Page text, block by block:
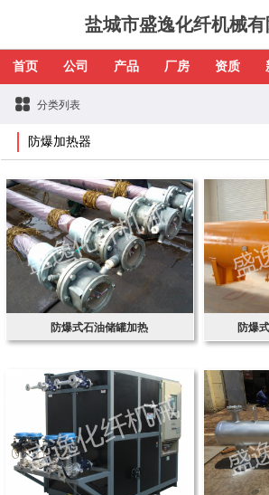
盐城市盛逸化纤机械有
首页 公司 产品 厂房 资质
分类列表
防爆加热器
防爆式石油储罐加热 防爆